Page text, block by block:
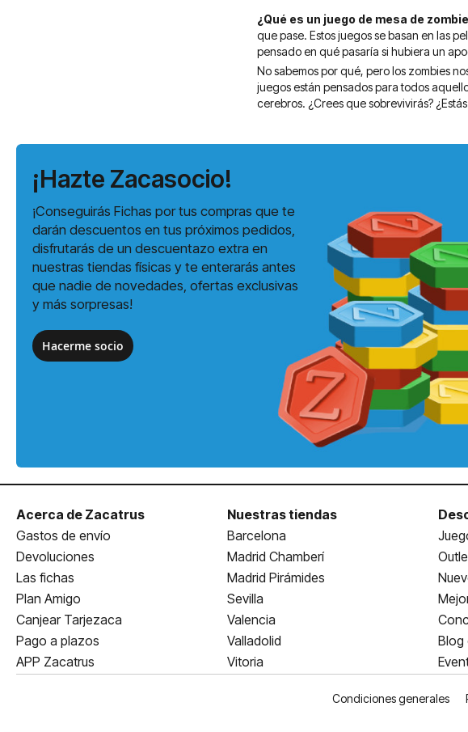
¿Qué es un juego de mesa de
que pase. Estos juegos se basan en las
pensado en qué pasaría si hubiera un
No sabemos por qué, pero los zombies
juegos están pensados para todos
cerebros. ¿Crees que sobrevivirás?
¡Hazte Zacasocio!
¡Conseguirás Fichas por tus compras que te
darán descuentos en tus próximos pedidos,
disfrutarás de un descuentazo extra en
nuestras tiendas físicas y te enterarás antes
que nadie de novedades, ofertas exclusivas
y más sorpresas!
Hacerme socio
Acerca de Zacatrus
Gastos de envío
Devoluciones
Las fichas
Plan Amigo
Canjear Tarjezaca
Pago a plazos
APP Zacatrus
Nuestras tiendas
Barcelona
Madrid Chamberí
Madrid Pirámides
Sevilla
Valencia
Valladolid
Vitoria
Blog
Condiciones generales